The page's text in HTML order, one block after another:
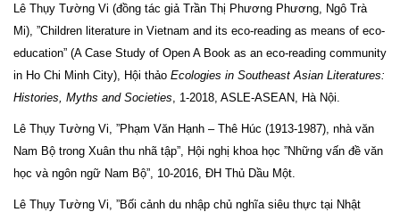
Lê Thụy Tường Vi (đồng tác giả Trần Thị Phương Phương, Ngô Trà
Mi), ”Children literature in Vietnam and its eco-reading as means of eco-
education” (A Case Study of Open A Book as an eco-reading community
in Ho Chi Minh City), Hội thảo Ecologies in Southeast Asian Literatures:
Histories, Myths and Societies , 1-2018, ASLE-ASEAN, Hà Nội.
Lê Thụy Tường Vi, ”Phạm Văn Hạnh – Thê Húc (1913-1987), nhà văn
Nam Bộ trong Xuân thu nhã tập”, Hội nghị khoa học ”Những vấn đề văn
học và ngôn ngữ Nam Bộ”, 10-2016, ĐH Thủ Dầu Một.
Lê Thụy Tường Vi, ”Bối cảnh du nhập chủ nghĩa siêu thực tại Nhật